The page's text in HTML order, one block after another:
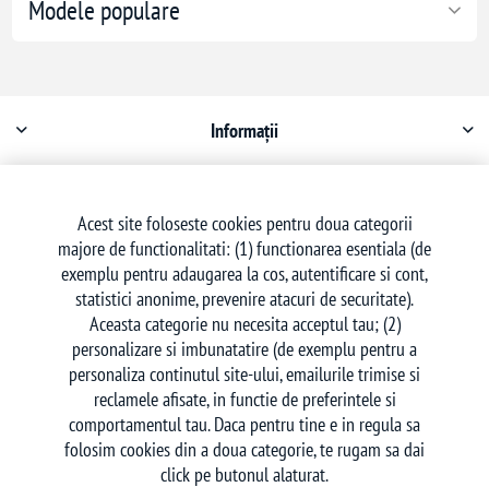
Modele populare
Informații
Serviciu clienți
Urmăriți-ne
Acest site foloseste cookies pentru doua categorii
majore de functionalitati: (1) functionarea esentiala (de
exemplu pentru adaugarea la cos, autentificare si cont,
statistici anonime, prevenire atacuri de securitate).
Aceasta categorie nu necesita acceptul tau; (2)
personalizare si imbunatatire (de exemplu pentru a
personaliza continutul site-ului, emailurile trimise si
reclamele afisate, in functie de preferintele si
comportamentul tau. Daca pentru tine e in regula sa
folosim cookies din a doua categorie, te rugam sa dai
click pe butonul alaturat.